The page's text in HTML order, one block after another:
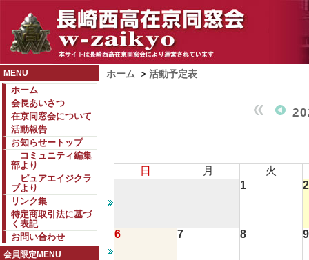
MENU
ホーム
会長あいさつ
在京同窓会について
活動報告
お知らせートップ
コミュニティ編集
部より
ピュアエイジクラ
ブより
リンク集
特定商取引法に基づ
く表記
お問い合わせ
会員限定MENU
ホーム > 活動予定表
日 月
火
1
2
6 7 8 9